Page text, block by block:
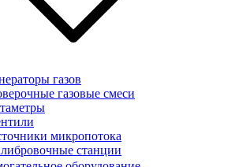
газов
газовые смеси
микропотока
станции